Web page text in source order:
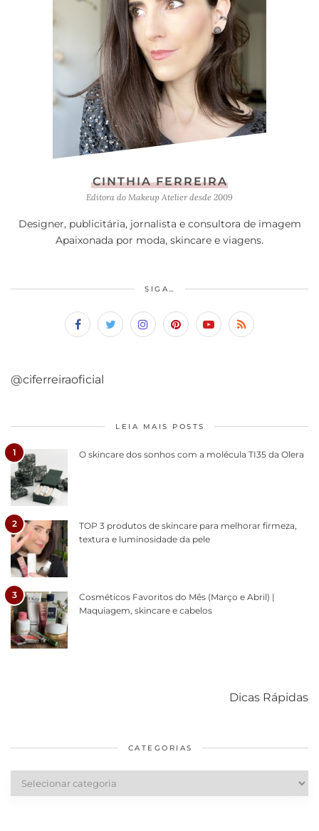
CINTHIA FERREIRA
Editora do Makeup Atelier desde 2009
Designer, publicitária, jornalista e consultora de imagem
Apaixonada por moda, skincare e viagens.
SIGA…
@ciferreiraoficial
LEIA MAIS POSTS
1 O skincare dos sonhos com a molécula TI35 da Olera
2
TOP 3 produtos de skincare para melhorar firmeza,
textura e luminosidade da pele
3
Cosméticos Favoritos do Mês (Março e Abril) |
Maquiagem, skincare e cabelos
Dicas Rápidas
diários
cabelos
CATEGORIAS
Categorias